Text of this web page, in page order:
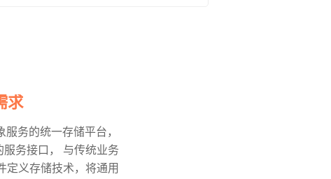
求
务的统一存储平台，
务接口， 与传统业务
定义存储技术，将通用